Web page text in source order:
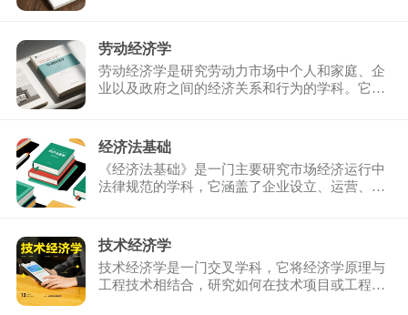
劳动经济学
劳动经济学是研究劳动力市场中个人和家庭、企
业以及政府之间的经济关系和行为的学科。它主
经济法基础
《经济法基础》是一门主要研究市场经济运行中
法律规范的学科，它涵盖了企业设立、运营、破
技术经济学
技术经济学是一门交叉学科，它将经济学原理与
工程技术相结合，研究如何在技术项目或工程活